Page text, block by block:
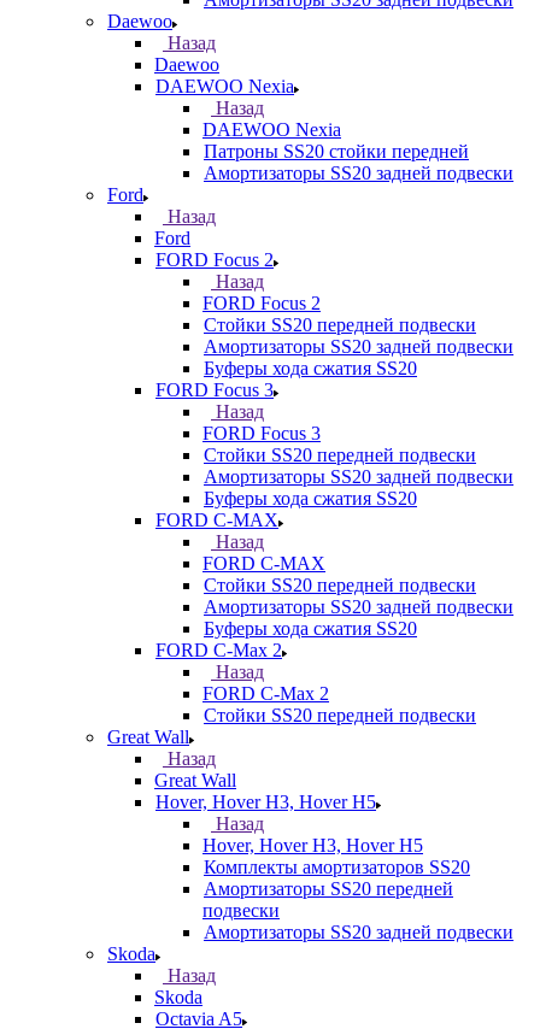
Daewoo
Назад
Daewoo
DAEWOO Nexia
Назад
DAEWOO Nexia
Патроны SS20 стойки передней
Амортизаторы SS20 задней подвески
Ford
Назад
Ford
FORD Focus 2
Назад
FORD Focus 2
Стойки SS20 передней подвески
Амортизаторы SS20 задней подвески
Буферы хода сжатия SS20
FORD Focus 3
Назад
FORD Focus 3
Стойки SS20 передней подвески
Амортизаторы SS20 задней подвески
Буферы хода сжатия SS20
FORD С-MAX
Назад
FORD С-MAX
Стойки SS20 передней подвески
Амортизаторы SS20 задней подвески
Буферы хода сжатия SS20
FORD C-Max 2
Назад
FORD C-Max 2
Стойки SS20 передней подвески
Great Wall
Назад
Great Wall
Hover, Hover H3, Hover H5
Назад
Hover, Hover H3, Hover H5
Комплекты амортизаторов SS20
Амортизаторы SS20 передней
подвески
Амортизаторы SS20 задней подвески
Skoda
Назад
Skoda
Octavia A5